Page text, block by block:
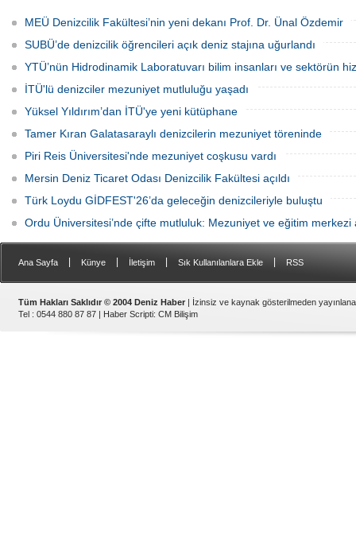
Tamir Ustası (Fitter) Yetiştirme Kursu’
tamamlandı. Kursu başarıyla
tamamlayıp sınavı geçecek adaylar
Arkas Deniz Ticaret Filosu’nda görev
alacak.
Bakanlığı Çaka Bey Mesleki ve Teknik
Anadolu Lisesi, ilk öğrencilerini kabul
etmeye hazırlanıyor.
MEÜ Denizcilik Fakültesi’nin yeni dekanı Prof. Dr. Ünal Özdemir
SUBÜ’de denizcilik öğrencileri açık deniz stajına uğurlandı
YTÜ’nün Hidrodinamik Laboratuvarı bilim insanları ve sektörün
İTÜ'lü denizciler mezuniyet mutluluğu yaşadı
Yüksel Yıldırım’dan İTÜ'ye yeni kütüphane
Tamer Kıran Galatasaraylı denizcilerin mezuniyet töreninde
Piri Reis Üniversitesi'nde mezuniyet coşkusu vardı
Mersin Deniz Ticaret Odası Denizcilik Fakültesi açıldı
Türk Loydu GİDFEST'26’da geleceğin denizcileriyle buluştu
Ordu Üniversitesi’nde çifte mutluluk: Mezuniyet ve eğitim merkezi
Ana Sayfa Künye İletişim Sık Kullanılanlara Ekle RSS
Tüm Hakları Saklıdır © 2004 Deniz Haber | İzinsiz ve kaynak gösterilmeden
Tel : 0544 880 87 87 | Haber Scripti: CM Bilişim